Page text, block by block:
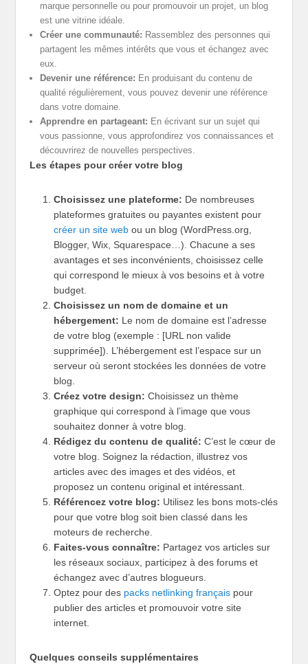
marque personnelle ou pour promouvoir un projet, un blog
est une vitrine idéale.
Créer une communauté: Rassemblez des personnes qui
partagent les mêmes intérêts que vous et échangez avec
eux.
Devenir une référence: En produisant du contenu de
qualité régulièrement, vous pouvez devenir une référence
dans votre domaine.
Apprendre en partageant: En écrivant sur un sujet qui
vous passionne, vous approfondirez vos connaissances et
découvrirez de nouvelles perspectives.
Les étapes pour créer votre blog
Choisissez une plateforme: De nombreuses
plateformes gratuites ou payantes existent pour
créer un site web ou un blog (WordPress.org,
Blogger, Wix, Squarespace…). Chacune a ses
avantages et ses inconvénients, choisissez celle
qui correspond le mieux à vos besoins et à votre
budget.
Choisissez un nom de domaine et un
hébergement: Le nom de domaine est l’adresse
de votre blog (exemple : [URL non valide
supprimée]). L’hébergement est l’espace sur un
serveur où seront stockées les données de votre
blog.
Créez votre design: Choisissez un thème
graphique qui correspond à l’image que vous
souhaitez donner à votre blog.
Rédigez du contenu de qualité: C’est le cœur de
votre blog. Soignez la rédaction, illustrez vos
articles avec des images et des vidéos, et
proposez un contenu original et intéressant.
Référencez votre blog: Utilisez les bons mots-clés
pour que votre blog soit bien classé dans les
moteurs de recherche.
Faites-vous connaître: Partagez vos articles sur
les réseaux sociaux, participez à des forums et
échangez avec d’autres blogueurs.
Optez pour des packs netlinking français pour
publier des articles et promouvoir votre site
internet.
Quelques conseils supplémentaires